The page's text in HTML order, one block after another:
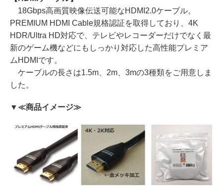
18Gbps高画質映像伝送可能なHDMI2.0ケーブル。
PREMIUM HDMI Cable規格認証を取得しており、4K
HDR/Ultra HD対応で、テレビやレコーダーだけでなく最
新のゲーム機などにもしっかり対応した高性能プレミア
ムHDMIです。
ケーブルの長さは1.5m、2m、3mの3種類をご用意しま
した。
▼≪商品イメージ≫